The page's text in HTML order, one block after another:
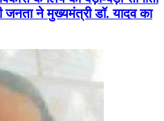
जनता ने मुख्यमंत्री डॉ. यादव का